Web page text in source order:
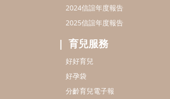
2024信誼年度報告
2025信誼年度報告
育兒服務
好好育兒
好孕袋
分齡育兒電子報